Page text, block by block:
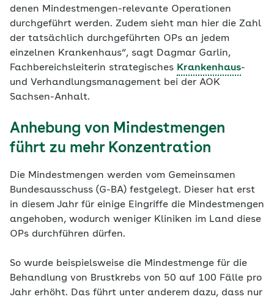
denen Mindestmengen-relevante Operationen
durchgeführt werden. Zudem sieht man hier die Zahl
der tatsächlich durchgeführten OPs an jedem
einzelnen Krankenhaus“, sagt Dagmar Garlin,
Fachbereichsleiterin strategisches Krankenhaus-
und Verhandlungsmanagement bei der AOK
Sachsen-Anhalt.
Anhebung von Mindestmengen
führt zu mehr Konzentration
Die Mindestmengen werden vom Gemeinsamen
Bundesausschuss (G-BA) festgelegt. Dieser hat erst
in diesem Jahr für einige Eingriffe die Mindestmengen
angehoben, wodurch weniger Kliniken im Land diese
OPs durchführen dürfen.
So wurde beispielsweise die Mindestmenge für die
Behandlung von Brustkrebs von 50 auf 100 Fälle pro
Jahr erhöht. Das führt unter anderem dazu, dass nur